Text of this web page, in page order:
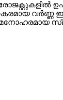
രസകരമായ